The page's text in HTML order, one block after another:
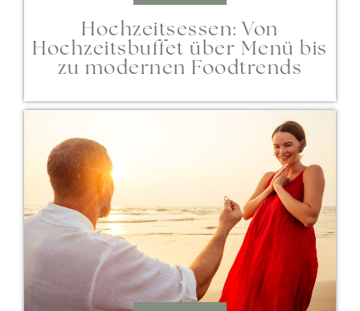
Hochzeitsessen: Von
Hochzeitsbuffet über Menü bis
zu modernen Foodtrends